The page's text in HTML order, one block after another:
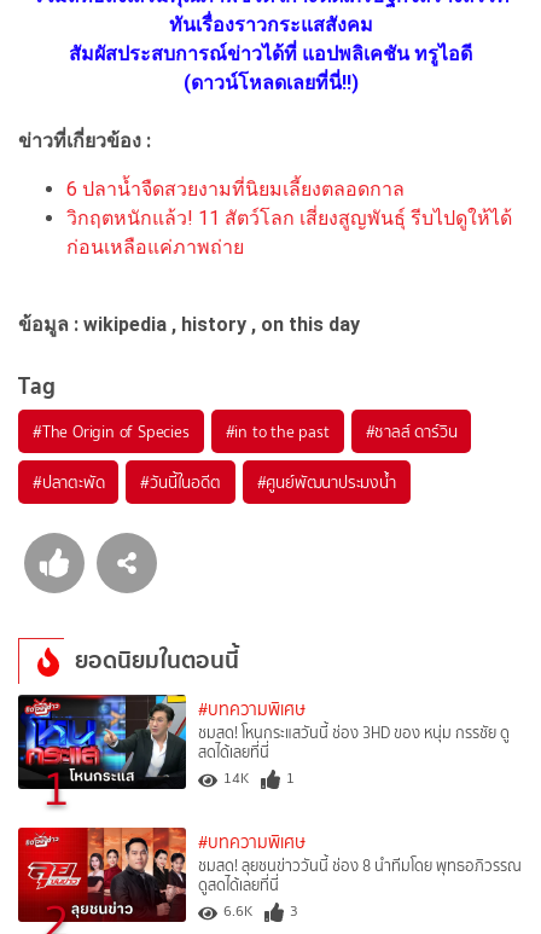
ทันเรื่องราวกระแสสังคม
สัมผัสประสบการณ์ข่าวได้ที่ แอปพลิเคชัน ทรูไอดี
(ดาวน์โหลดเลยที่นี่!!)
ข่าวที่เกี่ยวข้อง :
6 ปลาน้ำจืดสวยงามที่นิยมเลี้ยงตลอดกาล
วิกฤตหนักแล้ว! 11 สัตว์โลก เสี่ยงสูญพันธุ์ รีบไปดูให้ได้
ก่อนเหลือแค่ภาพถ่าย
ข้อมูล : wikipedia , history , on this day
Tag
#The Origin of Species #in to the past #ชาลส์ ดาร์วิน
#ปลาตะพัด #วันนี้ในอดีต #ศูนย์พัฒนาประมงน้ำ
ยอดนิยมในตอนนี้
1
#บทความพิเศษ
ชมสด! โหนกระแสวันนี้ ช่อง 3HD ของ หนุ่ม กรรชัย ดู
สดได้เลยที่นี่
14K 1
#บทความพิเศษ
ชมสด! ลุยชนข่าววันนี้ ช่อง 8 นำทีมโดย พุทธอภิวรรณ
ดูสดได้เลยที่นี่
6.6K 3